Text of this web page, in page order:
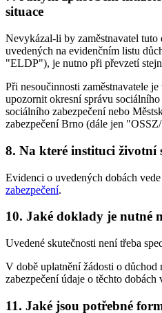
situace
Nevykázal-li by zaměstnavatel tuto
uvedených na evidenčním listu
"ELDP"), je nutno při převzetí
Při nesoučinnosti zaměstnavatele
upozornit okresní správu
sociálního zabezpečení nebo
zabezpečení Brno (dále jen
8. Na které instituci životní
Evidenci o uvedených dobách vede
zabezpečení.
10. Jaké doklady je nutné
Uvedené skutečnosti není třeba
V době uplatnění žádosti o důchod
zabezpečení údaje o těchto dobách
11. Jaké jsou potřebné